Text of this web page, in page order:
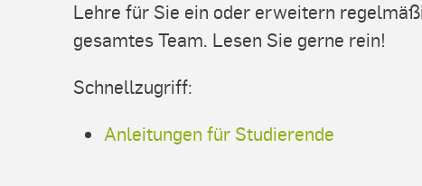
Lehre für Sie ein oder erweitern
gesamtes Team. Lesen Sie gerne rein!
Schnellzugriff:
Anleitungen für Studierende